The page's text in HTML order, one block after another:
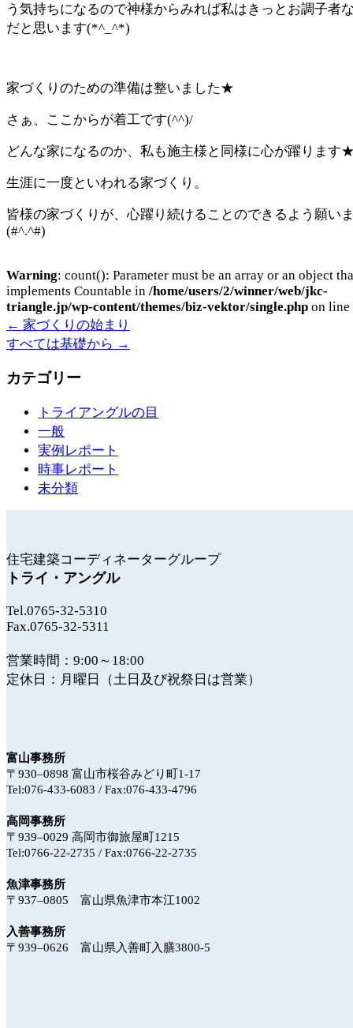
う気持ちになるので神様からみれば私はきっとお調子者
だと思います(*^_^*)
家づくりのための準備は整いました★
さぁ、ここからが着工です(^^)/
どんな家になるのか、私も施主様と同様に心が躍ります
生涯に一度といわれる家づくり。
皆様の家づくりが、心躍り続けることのできるよう願い
(#^.^#)
Warning: count(): Parameter must be an array or an object
implements Countable in /home/users/2/winner/web/jkc-
triangle.jp/wp-content/themes/biz-vektor/single.php on line
← 家づくりの始まり
すべては基礎から →
カテゴリー
トライアングルの目
一般
実例レポート
時事レポート
未分類
住宅建築コーディネーターグループ
トライ・アングル
Tel.0765-32-5310
Fax.0765-32-5311
営業時間：9:00～18:00
定休日：月曜日（土日及び祝祭日は営業）
富山事務所
〒930‒0898 富山市桜谷みどり町1-17
Tel:076-433-6083 / Fax:076-433-4796
高岡事務所
〒939‒0029 高岡市御旅屋町1215
Tel:0766-22-2735 / Fax:0766-22-2735
魚津事務所
〒937‒0805 富山県魚津市本江1002
入善事務所
〒939‒0626 富山県入善町入膳3800-5